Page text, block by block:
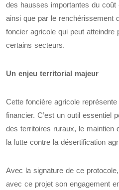
des hausses importantes du
ainsi que par le renchérissement
foncier agricole qui peut atteindre
certains secteurs.
Un enjeu territorial majeur
Cette foncière agricole
financier. C’est un outil essentiel
des territoires ruraux, le maintien
la lutte contre la désertification
Avec la signature de ce
avec ce projet son engagement